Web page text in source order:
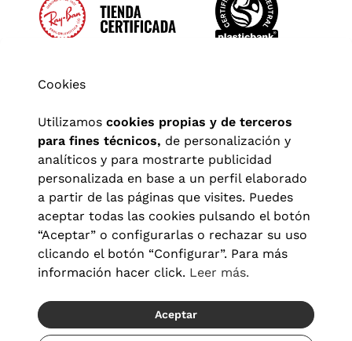
Aviso legal| Política de privacidad Términos y condiciones
Política de cookies|Configuración de cookies
© 2026 Visionlab España
Cookies
Utilizamos cookies propias y de terceros
para fines técnicos, de personalización y
analíticos y para mostrarte publicidad
personalizada en base a un perfil elaborado
a partir de las páginas que visites. Puedes
aceptar todas las cookies pulsando el botón
“Aceptar” o configurarlas o rechazar su uso
clicando el botón “Configurar”. Para más
información hacer click. Leer más.
Aceptar